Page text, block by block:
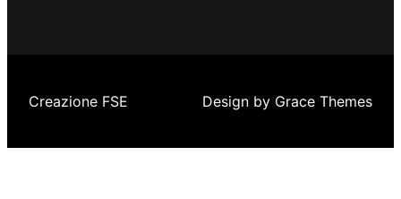
Creazione FSE Design by Grace Themes